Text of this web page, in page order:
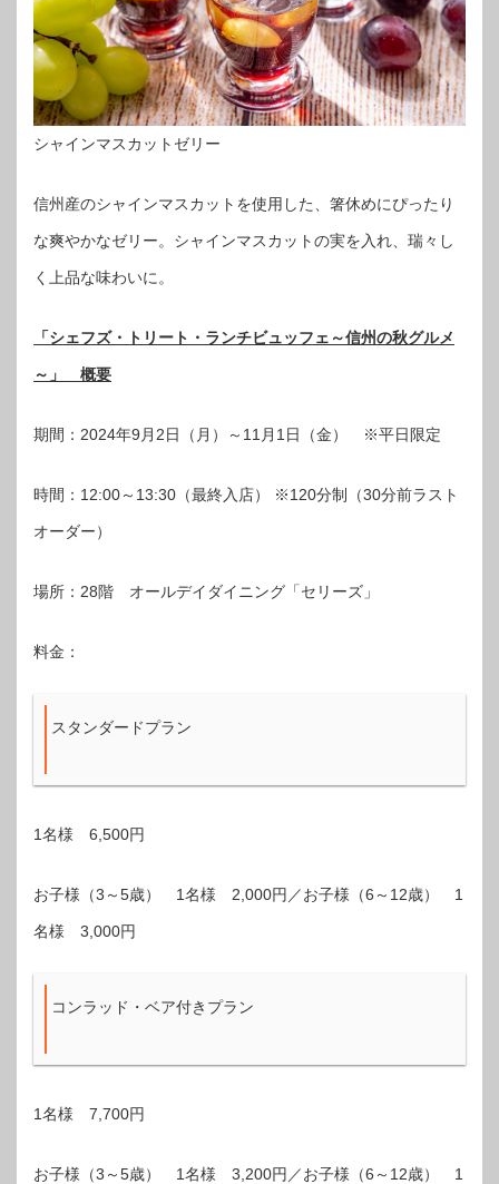
シャインマスカットゼリー
信州産のシャインマスカットを使用した、箸休めにぴったり
な爽やかなゼリー。シャインマスカットの実を入れ、瑞々し
く上品な味わいに。
「シェフズ・トリート・ランチビュッフェ～信州の秋グルメ
～」 概要
期間：2024年9月2日（月）～11月1日（金） ※平日限定
時間：12:00～13:30（最終入店） ※120分制（30分前ラスト
オーダー）
場所：28階 オールデイダイニング「セリーズ」
料金：
スタンダードプラン
1名様 6,500円
お子様（3～5歳） 1名様 2,000円／お子様（6～12歳） 1
名様 3,000円
コンラッド・ベア付きプラン
1名様 7,700円
お子様（3～5歳） 1名様 3,200円／お子様（6～12歳） 1